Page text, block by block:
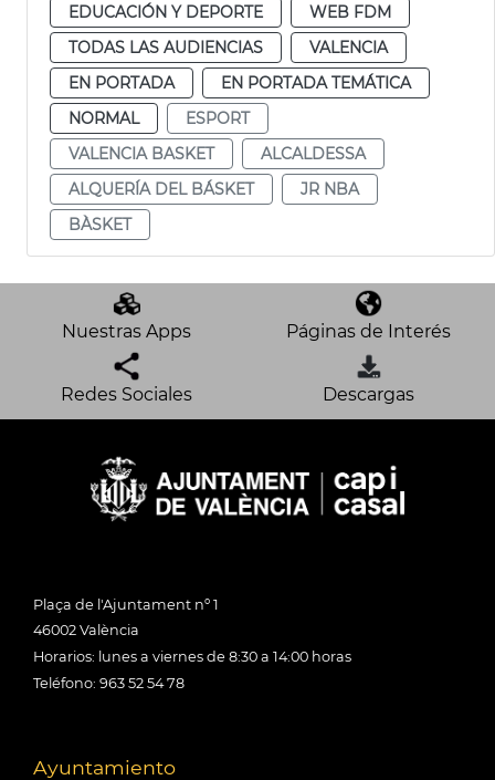
EDUCACIÓN Y DEPORTE
WEB FDM
TODAS LAS AUDIENCIAS
VALENCIA
EN PORTADA
EN PORTADA TEMÁTICA
NORMAL
ESPORT
VALENCIA BASKET
ALCALDESSA
ALQUERÍA DEL BÁSKET
JR NBA
BÀSKET
Nuestras Apps Páginas de Interés
Redes Sociales Descargas
Plaça de l'Ajuntament nº 1
46002 València
Horarios: lunes a viernes de 8:30 a 14:00 horas
Teléfono: 963 52 54 78
Ayuntamiento